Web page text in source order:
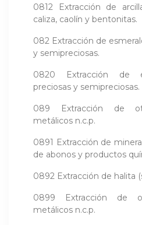
0812 Extracción de
caliza, caolín y bentonitas.
082 Extracción de
y semipreciosas.
0820 Extracción de
preciosas y semipreciosas.
089 Extracción de
metálicos n.c.p.
0891 Extracción de
de abonos y productos
0892 Extracción de halita
0899 Extracción de
metálicos n.c.p.